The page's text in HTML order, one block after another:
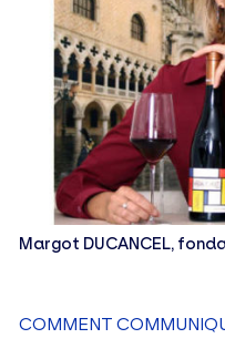
Margot DUCANCEL,
COMMENT